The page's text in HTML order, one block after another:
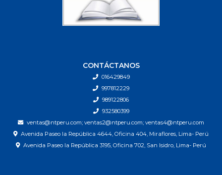
CONTÁCTANOS
016429849
997812229
989122806
932580399
ventas@ntperu.com; ventas2@ntperu.com; ventas4@ntperu.com
Avenida Paseo la República 4644, Oficina 404, Miraflores, Lima- Perú
Avenida Paseo la República 3195, Oficina 702, San Isidro, Lima- Perú